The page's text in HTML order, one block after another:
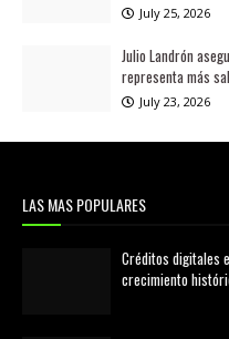
July 25, 2026
Julio Landrón
representa más
July 23, 2026
LAS MAS POPULARES
Créditos digitales
crecimiento